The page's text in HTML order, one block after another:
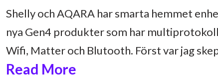
Shelly och AQARA har smarta hemmet
nya Gen4 produkter som har
Wifi, Matter och Blutooth. Först var jag
Read More